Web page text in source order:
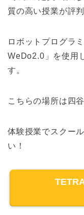
質の高い授業が評
ロボットプログラ
WeDo2.0」を使用
す。
こちらの場所は四
体験授業でスクー
い！